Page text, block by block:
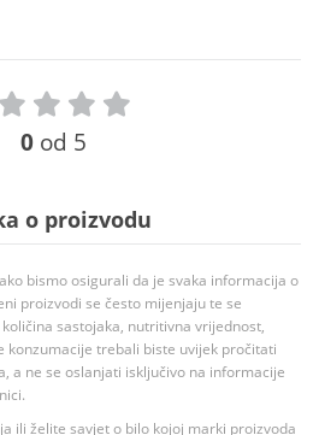
0 od 5
o proizvodu
bismo osigurali da je svaka informacija o
proizvodi se često mijenjaju te se
sastojaka, nutritivna vrijednost,
trebali biste uvijek pročitati
a ne se oslanjati isključivo na informacije
ili želite savjet o bilo kojoj marki proizvoda